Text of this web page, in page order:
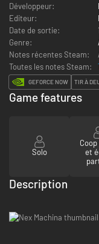
Développeur:
Editeur:
Date de sortie:
Genre:
Notes récentes Steam:
Toutes les notes Steam:
GEFORCE NOW TIR À
Game features
Solo
et
Description